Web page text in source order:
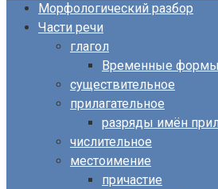
Морфологический разбор
Части речи
глагол
Временные формы
существительное
прилагательное
разряды имён
числительное
местоимение
причастие